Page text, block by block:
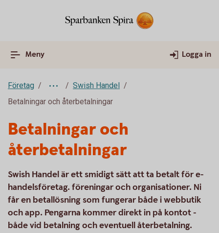
Meny Logga in
Företag
Swish Handel
Betalningar och återbetalningar
Betalningar och
återbetalningar
Swish Handel är ett smidigt sätt att ta betalt för e-
handelsföretag. föreningar och organisationer. Ni
får en betallösning som fungerar både i webbutik
och app. Pengarna kommer direkt in på kontot -
både vid betalning och eventuell återbetalning.